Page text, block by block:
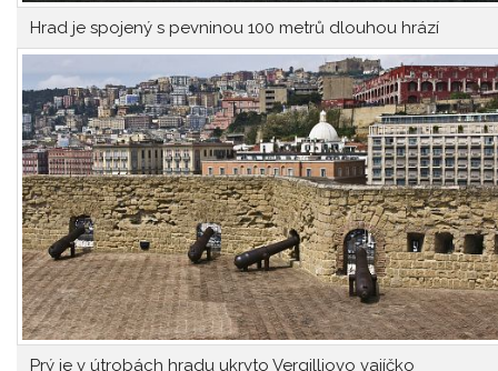
Hrad je spojený s pevninou 100 metrů dlouhou hrází
Prý je v útrobách hradu ukryto Vergilliovo vajíčko